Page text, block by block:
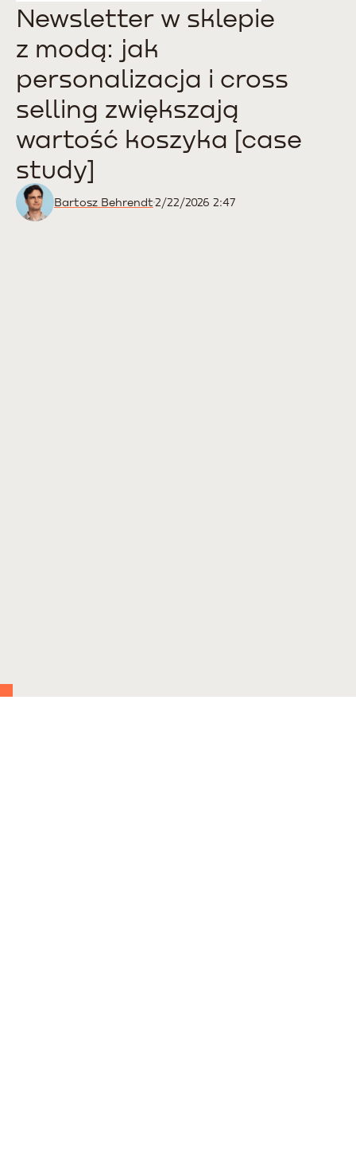
Newsletter w sklepie
z modą: jak
personalizacja i cross
selling zwiększają
wartość koszyka [case
study]
Bartosz Behrendt2/22/2026 2:47